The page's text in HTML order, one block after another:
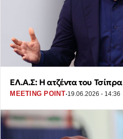
ΕΛ.Α.Σ: Η ατζέντα του Τσίπρα
MEETING POINT·19.06.2026 - 14:36